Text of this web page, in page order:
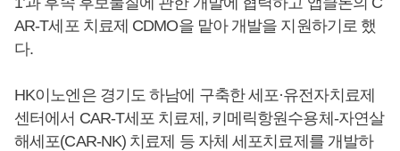
AR-T세포 치료제 CDMO을 맡아 개발을 지원하기로 했
다.
HK이노엔은 경기도 하남에 구축한 세포·유전자치료제
센터에서 CAR-T세포 치료제, 키메릭항원수용체-자연살
해세포(CAR-NK) 치료제 등 자체 세포치료제를 개발하